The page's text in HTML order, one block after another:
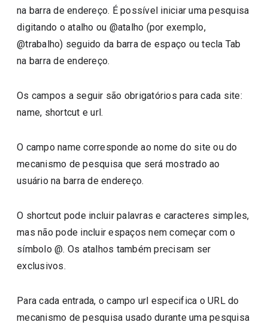
na barra de endereço. É possível iniciar uma pesquisa
digitando o atalho ou @atalho (por exemplo,
@trabalho) seguido da barra de espaço ou tecla Tab
na barra de endereço.
Os campos a seguir são obrigatórios para cada site:
name, shortcut e url.
O campo name corresponde ao nome do site ou do
mecanismo de pesquisa que será mostrado ao
usuário na barra de endereço.
O shortcut pode incluir palavras e caracteres simples,
mas não pode incluir espaços nem começar com o
símbolo @. Os atalhos também precisam ser
exclusivos.
Para cada entrada, o campo url especifica o URL do
mecanismo de pesquisa usado durante uma pesquisa